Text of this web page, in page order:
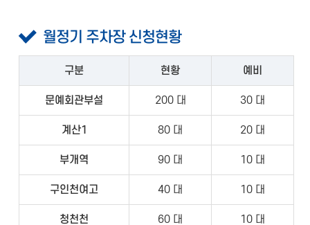
월정기 주차장 신청현황
구분 현황 예비
문예회관부설 200 대 30 대
계산1 80 대 20 대
부개역 90 대 10 대
구인천여고 40 대 10 대
청천천 60 대 10 대